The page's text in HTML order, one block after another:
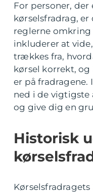
For personer, der
kørselsfradrag,
reglerne omkring
inkluderer at
trækkes fra,
kørsel korrekt,
er på fradragene.
ned i de vigtigste
og give dig en
Historisk